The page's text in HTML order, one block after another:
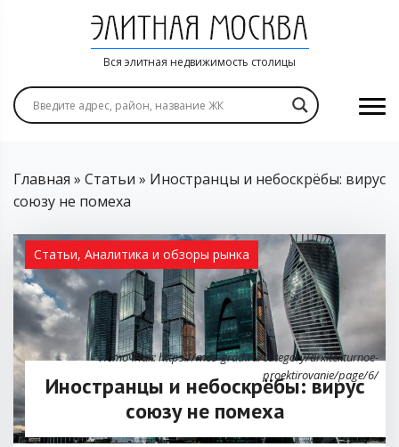
Вся элитная недвижимость столицы
Главная » Статьи » Иностранцы и небоскрёбы: вирус
союзу не помеха
Статьи, Аналитика и обзоры рынка
Иностранцы и небоскрёбы: вирус
союзу не помеха
Источник: https://mos-grad.ru/category/arxitekturnoe-
proektirovanie/page/6/